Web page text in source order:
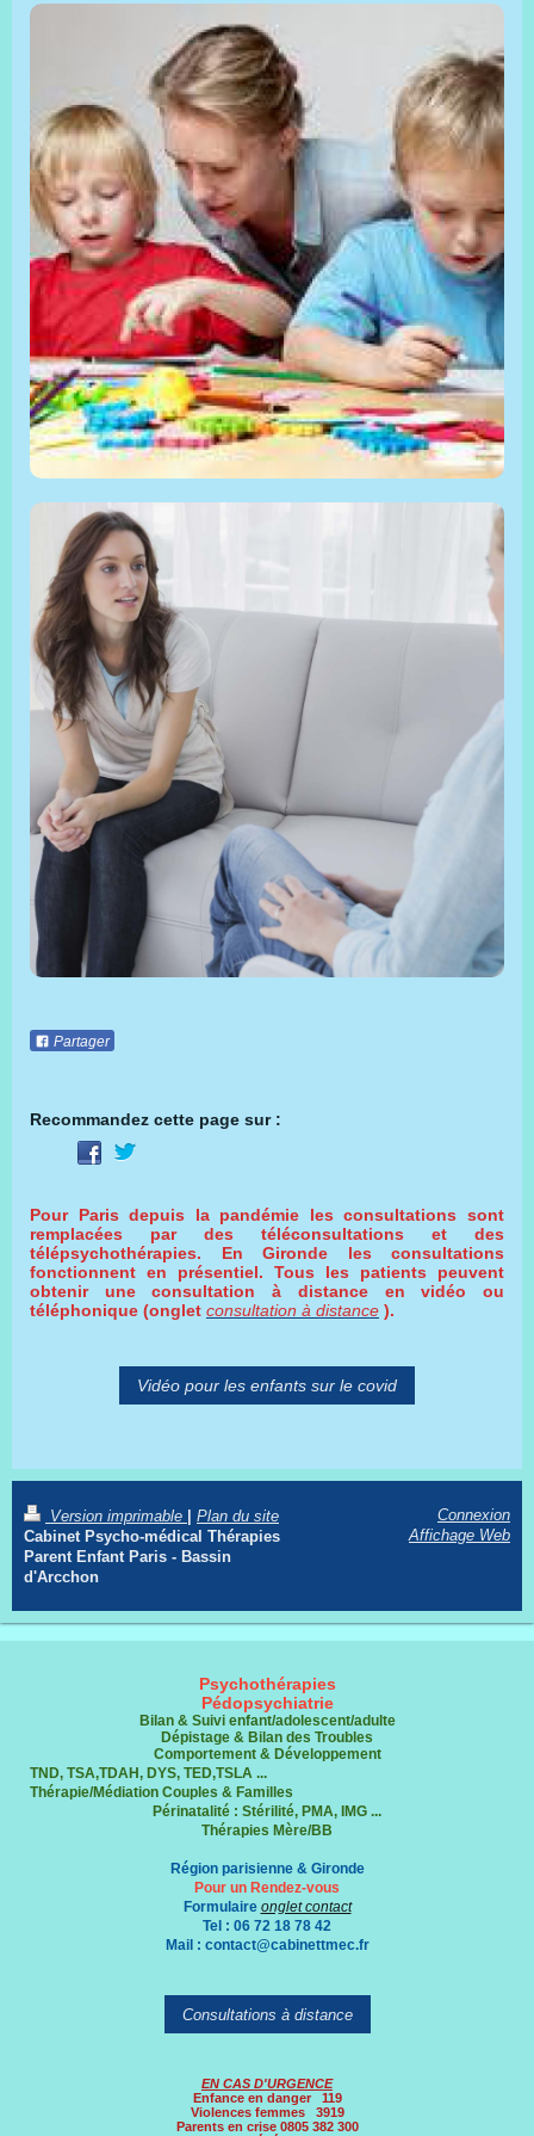
Partager
Recommandez cette page sur :
Pour Paris depuis la pandémie les consultations sont
remplacées par des téléconsultations et des
télépsychothérapies. En Gironde les consultations
fonctionnent en présentiel. Tous les patients peuvent
obtenir une consultation à distance en vidéo ou
téléphonique (onglet consultation à distance ).
Vidéo pour les enfants sur le covid
Version imprimable | Plan du site
Cabinet Psycho-médical Thérapies
Parent Enfant Paris - Bassin
d'Arcchon
Connexion
Affichage Web
Psychothérapies
Pédopsychiatrie
Bilan & Suivi enfant/adolescent/adulte
Dépistage & Bilan des Troubles
Comportement & Développement
TND, TSA,TDAH, DYS, TED,TSLA ...
Thérapie/Médiation Couples & Familles
Périnatalité : Stérilité, PMA, IMG ...
Thérapies Mère/BB
Région parisienne & Gironde
Pour un Rendez-vous
Formulaire onglet contact
Tel : 06 72 18 78 42
Mail : contact@cabinettmec.fr
Consultations à distance
EN CAS D'URGENCE
Enfance en danger 119
Violences femmes 3919
Parents en crise 0805 382 300